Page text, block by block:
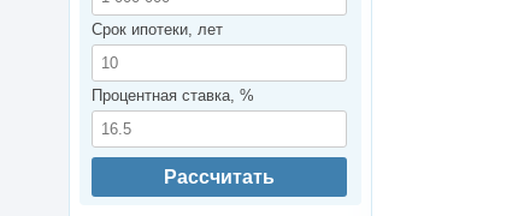
Срок ипотеки, лет
Процентная ставка, %
Рассчитать